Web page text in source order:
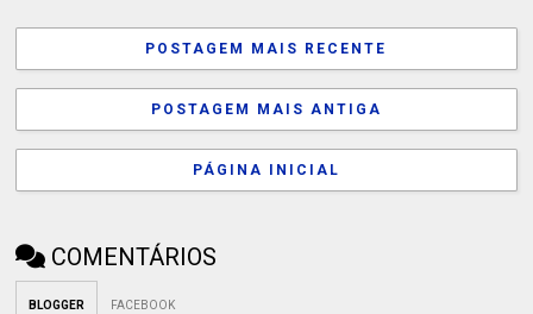
POSTAGEM MAIS RECENTE
POSTAGEM MAIS ANTIGA
PÁGINA INICIAL
COMENTÁRIOS
BLOGGER FACEBOOK